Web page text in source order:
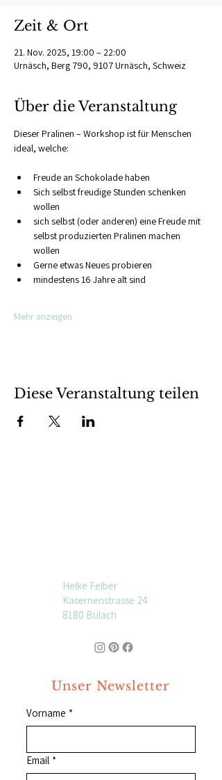
Zeit & Ort
21. Nov. 2025, 19:00 – 22:00
Urnäsch, Berg 790, 9107 Urnäsch, Schweiz
Über die Veranstaltung
Dieser Pralinen – Workshop ist für Menschen
ideal, welche:
Freude an Schokolade haben
Sich selbst freudige Stunden schenken
wollen
sich selbst (oder anderen) eine Freude mit
selbst produzierten Pralinen machen
wollen
Gerne etwas Neues probieren
mindestens 16 Jahre alt sind
Mehr anzeigen
Diese Veranstaltung teilen
Heike Felber
Kasernenstrasse 24
8180 Bülach
Unser Newsletter
Vorname *
Email *